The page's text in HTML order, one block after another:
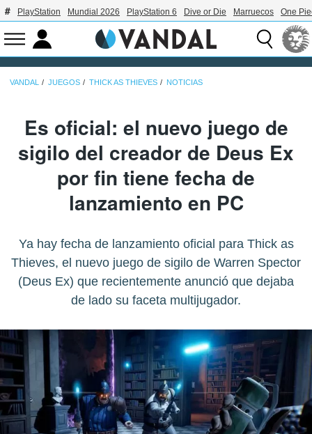
PlayStation Mundial 2026 PlayStation 6 Dive or Die Marruecos One
VANDAL JUEGOS THICK AS THIEVES NOTICIAS
Es oficial: el nuevo juego de
sigilo del creador de Deus Ex
por fin tiene fecha de
lanzamiento en PC
Ya hay fecha de lanzamiento oficial para Thick as
Thieves, el nuevo juego de sigilo de Warren Spector
(Deus Ex) que recientemente anunció que dejaba
de lado su faceta multijugador.